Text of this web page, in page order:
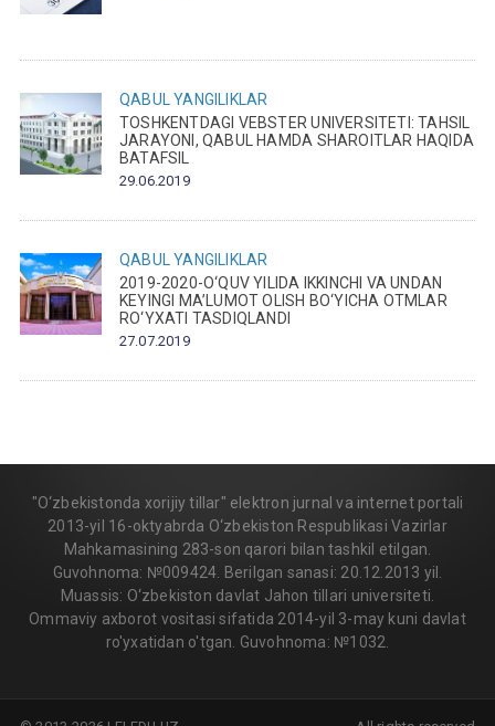
QABUL
YANGILIKLAR
TOSHKENTDAGI VEBSTER UNIVERSITETI: TAHSIL
JARAYONI, QABUL HAMDA SHAROITLAR HAQIDA
BATAFSIL
29.06.2019
QABUL
YANGILIKLAR
2019-2020-O‘QUV YILIDA IKKINCHI VA UNDAN
KEYINGI MA’LUMOT OLISH BO‘YICHA OTMLAR
RO‘YXATI TASDIQLANDI
27.07.2019
"O‘zbekistonda xorijiy tillar" elektron jurnal va internet portali
2013-yil 16-oktyabrda O‘zbekiston Respublikasi Vazirlar
Mahkamasining 283-son qarori bilan tashkil etilgan.
Guvohnoma: №009424. Berilgan sanasi: 20.12.2013 yil.
Muassis: O‘zbekiston davlat Jahon tillari universiteti.
Ommaviy axborot vositasi sifatida 2014-yil 3-may kuni davlat
ro'yxatidan o'tgan. Guvohnoma: №1032.